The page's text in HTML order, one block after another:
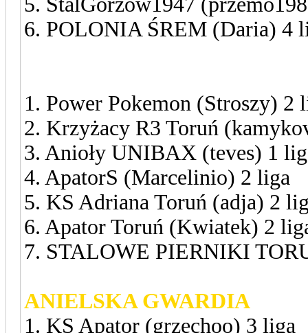
6. POLONIA ŚREM (Daria) 4
1. Power Pokemon (Stroszy) 2
2. Krzyżacy R3 Toruń
3. Anioły UNIBAX (teves) 1
4. ApatorS (Marcelinio) 2 liga
5. KS Adriana Toruń (adja) 2
6. Apator Toruń (Kwiatek) 2
7. STALOWE PIERNIKI
ANIELSKA GWARDIA
1. KS Apator (grzechoo) 3 liga